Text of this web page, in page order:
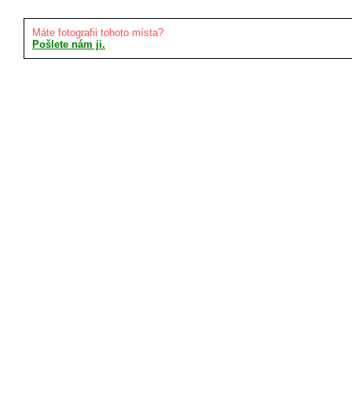
Máte fotografii tohoto místa?
Pošlete nám ji.